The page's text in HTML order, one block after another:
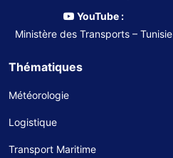
YouTube :
Ministère des Transports – Tunisie
Thématiques
Météorologie
Logistique
Transport Maritime